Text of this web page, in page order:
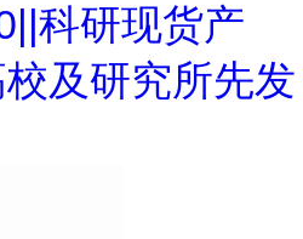
科研现货产
及研究所先发